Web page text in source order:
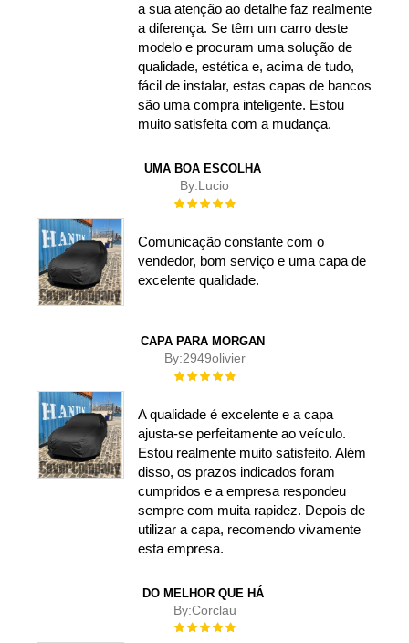
a sua atenção ao detalhe faz realmente
a diferença. Se têm um carro deste
modelo e procuram uma solução de
qualidade, estética e, acima de tudo,
fácil de instalar, estas capas de bancos
são uma compra inteligente. Estou
muito satisfeita com a mudança.
UMA BOA ESCOLHA
By:Lucio
Rating:
Comunicação constante com o
vendedor, bom serviço e uma capa de
excelente qualidade.
CAPA PARA MORGAN
By:2949olivier
Rating:
A qualidade é excelente e a capa
ajusta-se perfeitamente ao veículo.
Estou realmente muito satisfeito. Além
disso, os prazos indicados foram
cumpridos e a empresa respondeu
sempre com muita rapidez. Depois de
utilizar a capa, recomendo vivamente
esta empresa.
DO MELHOR QUE HÁ
By:Corclau
Rating: